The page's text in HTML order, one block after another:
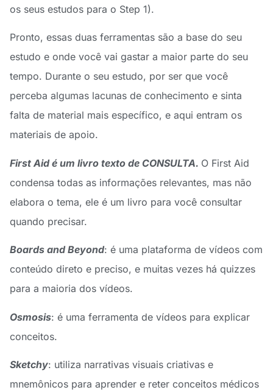
os seus estudos para o Step 1).
Pronto, essas duas ferramentas são a base do seu
estudo e onde você vai gastar a maior parte do seu
tempo. Durante o seu estudo, por ser que você
perceba algumas lacunas de conhecimento e sinta
falta de material mais específico, e aqui entram os
materiais de apoio.
First Aid é um livro texto de CONSULTA. O First Aid
condensa todas as informações relevantes, mas não
elabora o tema, ele é um livro para você consultar
quando precisar.
Boards and Beyond: é uma plataforma de vídeos com
conteúdo direto e preciso, e muitas vezes há quizzes
para a maioria dos vídeos.
Osmosis: é uma ferramenta de vídeos para explicar
conceitos.
Sketchy: utiliza narrativas visuais criativas e
mnemônicos para aprender e reter conceitos médicos